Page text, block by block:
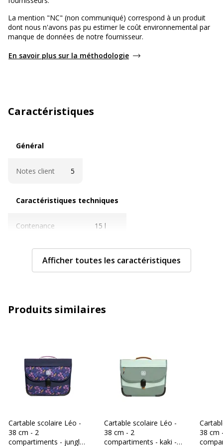
La mention "NC" (non communiqué) correspond à un produit
dont nous n'avons pas pu estimer le coût environnemental par
manque de données de notre fournisseur.
En savoir plus sur la méthodologie
Caractéristiques
Général
Notes client 5
Caractéristiques techniques
Contenance 15 l
Caractéristiques générales
Caractéristiques générales
Caractéristiques environnementales
Données d'identification
Données d'identification
Marque Biopic
fabricant
Afficher toutes les caractéristiques
Produits similaires
Cartable scolaire Léo -
38 cm - 2
compartiments - jungle
Cartable scolaire Léo -
38 cm - 2
compartiments - kaki -
38 cm